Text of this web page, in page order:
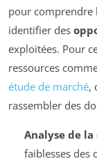
pour comprendre
identifier des
exploitées. Pour
ressources
étude de marché,
rassembler des
Analyse de
faiblesses des